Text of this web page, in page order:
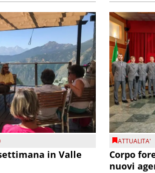
in Valle
ATTUALITA'
Corpo
nuovi